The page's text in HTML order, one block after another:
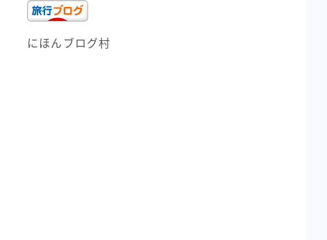
にほんブログ村